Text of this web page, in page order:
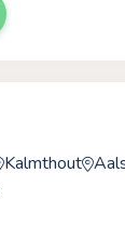
Kalmthout